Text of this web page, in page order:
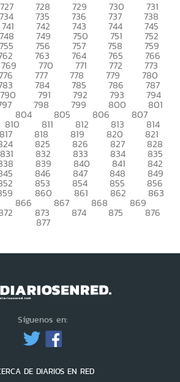
727 728 729 730 731
734 735 736 737 738
741 742 743 744 745
748 749 750 751 752
755 756 757 758 759
763 764 765 766
769 770 771 772 773
777 778 779 780
784 785 786 787
790 791 792 793 794
798 799 800 801
804 805 806 807
810 811 812 813 814
817 818 819 820 821
825 826 827 828
831 832 833 834 835
839 840 841 842
846 847 848 849
853 854 855 856
860 861 862 863
866 867 868 869
873 874 875 876
877
Síguenos en:
DE DIARIOS EN RED